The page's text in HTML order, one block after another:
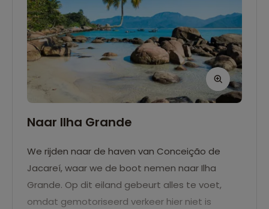
Naar Ilha Grande
We rijden naar de haven van Conceição de
Jacareí, waar we de boot nemen naar Ilha
Grande. Op dit eiland gebeurt alles te voet,
omdat gemotoriseerd verkeer hier niet is